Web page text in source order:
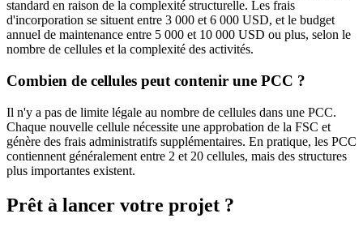
standard en raison de la complexité structurelle. Les frais
d'incorporation se situent entre 3 000 et 6 000 USD, et le budget
annuel de maintenance entre 5 000 et 10 000 USD ou plus, selon le
nombre de cellules et la complexité des activités.
Combien de cellules peut contenir une PCC ?
Il n'y a pas de limite légale au nombre de cellules dans une PCC.
Chaque nouvelle cellule nécessite une approbation de la FSC et
génère des frais administratifs supplémentaires. En pratique, les PCC
contiennent généralement entre 2 et 20 cellules, mais des structures
plus importantes existent.
Prêt à lancer votre projet ?